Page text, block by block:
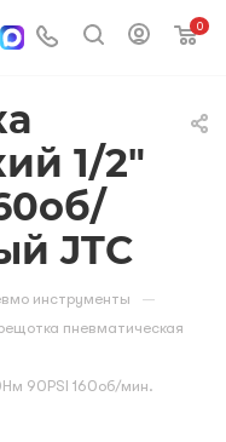
0
1/2"
JTC
инструменты —
пневматическая
90PSI 160об/мин.